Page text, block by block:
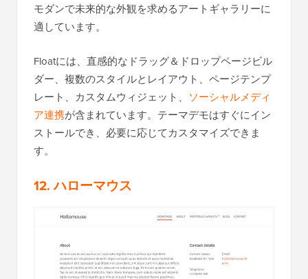
モダンで未来的な外観を求めるアートギャラリーに
適しています。
Floatには、直感的なドラッグ＆ドロップページビル
ダー、複数のスタイルとレイアウト、ページテンプ
レート、カスタムウィジェット、 ソーシャルメディ
ア連携が含まれています。テーマデモはすぐにイン
ストールでき、必要に応じてカスタマイズできま
す。
12. ハローマウス